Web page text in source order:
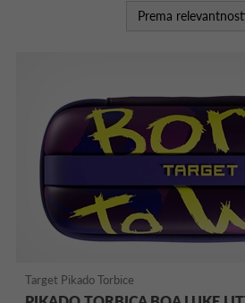
Prema
Target Pikado Torbice